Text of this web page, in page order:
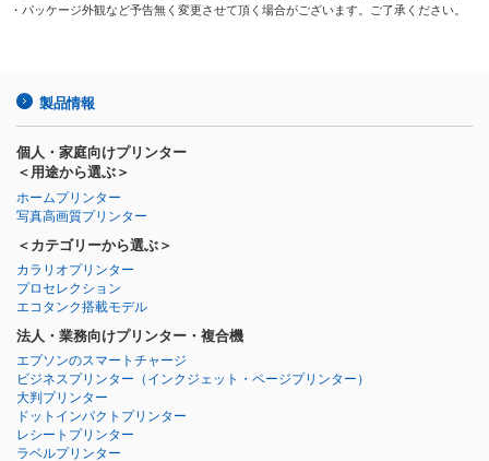
・パッケージ外観など予告無く変更させて頂く場合がございます。ご了承ください。
製品情報
個人・家庭向けプリンター
＜用途から選ぶ＞
ホームプリンター
写真高画質プリンター
＜カテゴリーから選ぶ＞
カラリオプリンター
プロセレクション
エコタンク搭載モデル
法人・業務向けプリンター・複合機
エプソンのスマートチャージ
ビジネスプリンター （インクジェット・ページプリンター）
大判プリンター
ドットインパクトプリンター
レシートプリンター
ラベルプリンター